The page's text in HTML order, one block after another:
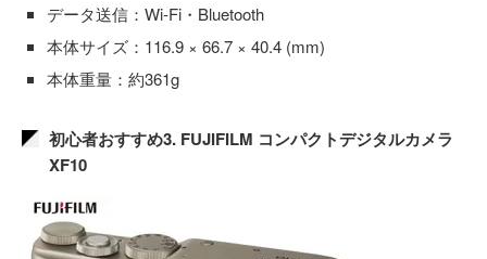
データ送信：Wi-Fi・Bluetooth
本体サイズ：116.9 × 66.7 × 40.4 (mm)
本体重量：約361g
初心者おすすめ3. FUJIFILM コンパクトデジタルカメラ
XF10